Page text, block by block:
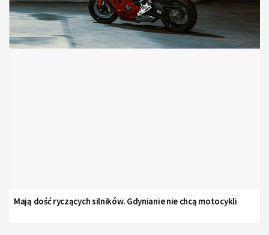
Mają dość ryczących silników. Gdynianie nie chcą motocykli